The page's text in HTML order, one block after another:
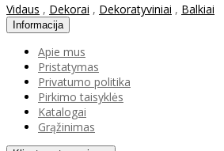
Vidaus , Dekorai , Dekoratyviniai , Balkiai
Informacija
Apie mus
Pristatymas
Privatumo politika
Pirkimo taisyklės
Katalogai
Grąžinimas